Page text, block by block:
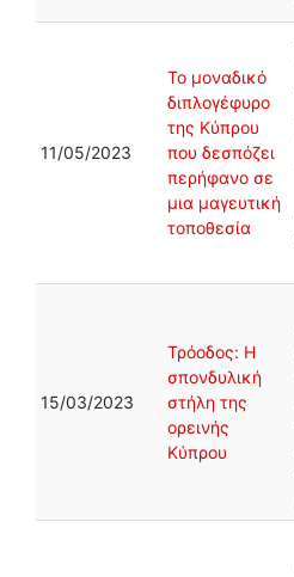
11/05/2023
Το μοναδικό
διπλογέφυρο
της Κύπρου
που δεσπόζει
περήφανο σε
μια μαγευτική
τοποθεσία
15/03/2023
Τρόοδος: H
σπονδυλική
στήλη της
ορεινής
Κύπρου